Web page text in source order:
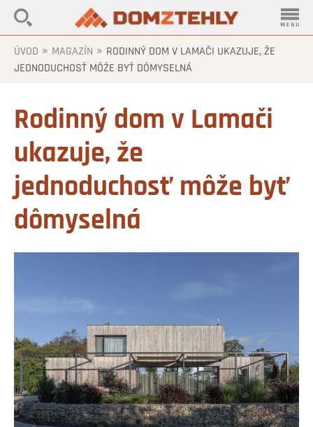
ÚVOD » MAGAZÍN » RODINNÝ DOM V LAMAČI UKAZUJE, ŽE
JEDNODUCHOSŤ MÔŽE BYŤ DÔMYSELNÁ
Rodinný dom v Lamači
ukazuje, že
jednoduchosť môže byť
dômyselná